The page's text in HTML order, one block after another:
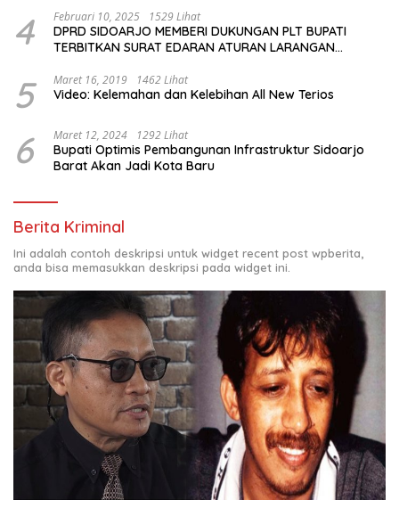
4 Februari 10, 2025 1529 Lihat
DPRD SIDOARJO MEMBERI DUKUNGAN PLT BUPATI
TERBITKAN SURAT EDARAN ATURAN LARANGAN
KELUAR KOTA
5 Maret 16, 2019 1462 Lihat
Video: Kelemahan dan Kelebihan All New Terios
6 Maret 12, 2024 1292 Lihat
Bupati Optimis Pembangunan Infrastruktur Sidoarjo
Barat Akan Jadi Kota Baru
Berita Kriminal
Ini adalah contoh deskripsi untuk widget recent post wpberita,
anda bisa memasukkan deskripsi pada widget ini.